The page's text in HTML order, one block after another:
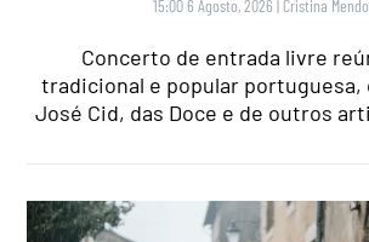
15:00 6 Agosto, 2026 | Cristina
Concerto de entrada livre
tradicional e popular portuguesa,
José Cid, das Doce e de outros